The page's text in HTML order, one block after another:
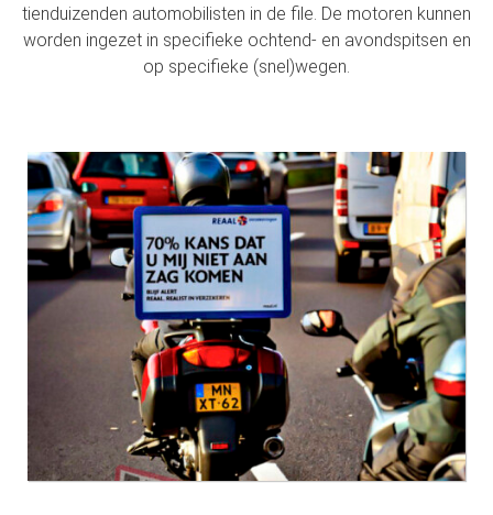
tienduizenden automobilisten in de file. De motoren kunnen
worden ingezet in specifieke ochtend- en avondspitsen en
op specifieke (snel)wegen.